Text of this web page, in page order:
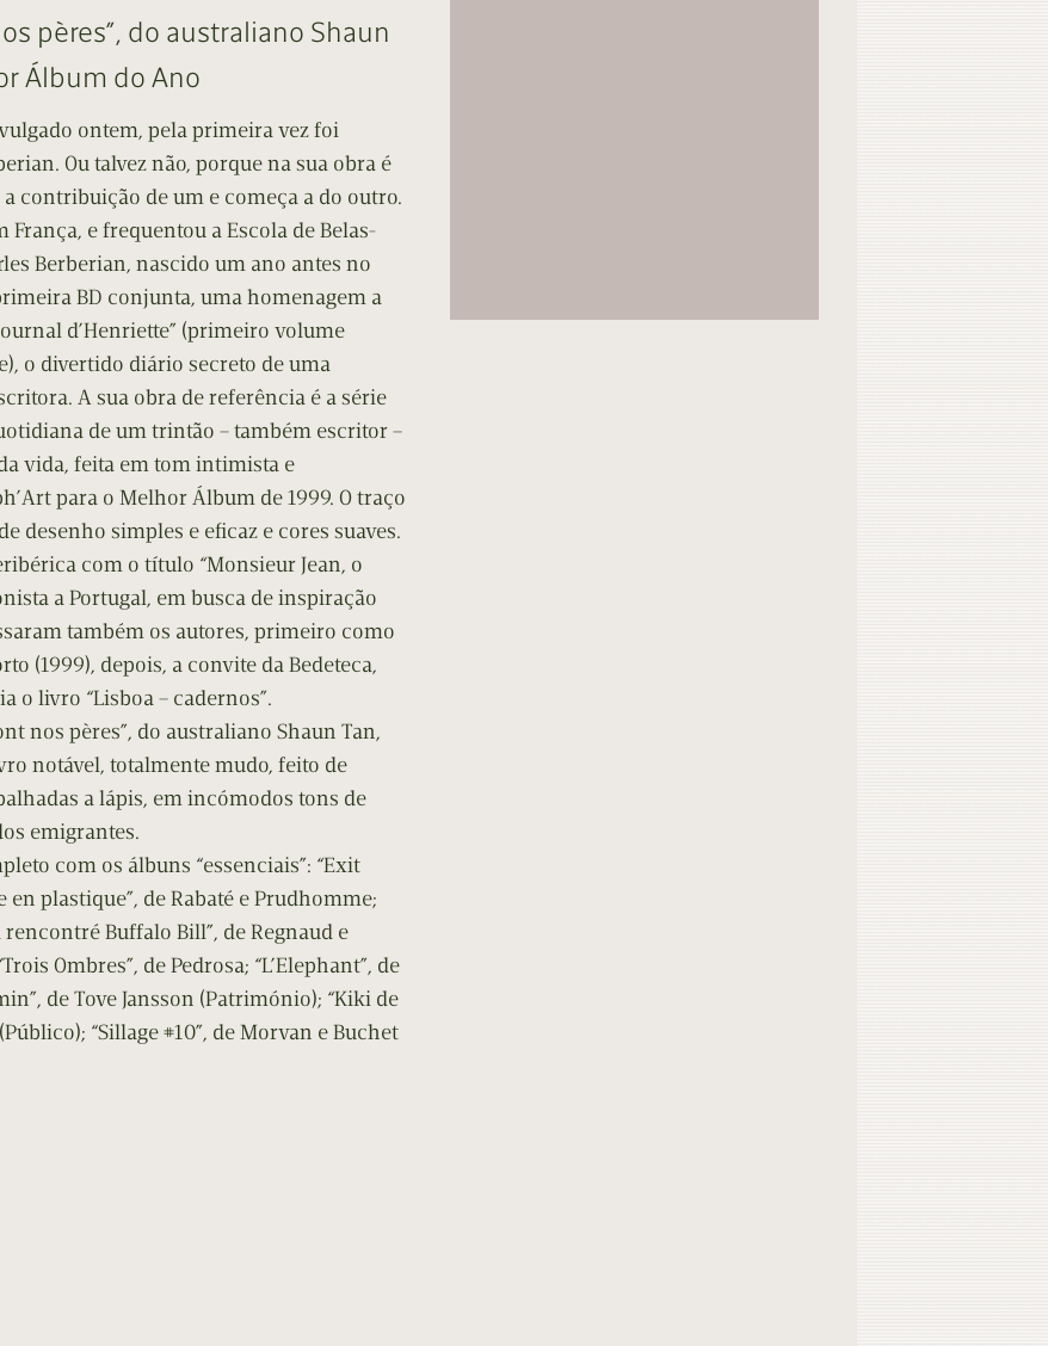
de Edições
pères”, do australiano Shaun
Álbum do Ano
ontem, pela primeira vez foi
Ou talvez não, porque na sua obra é
contribuição de um e começa a do outro.
e frequentou a Escola de Belas-
Berberian, nascido um ano antes no
BD conjunta, uma homenagem a
d’Henriette” (primeiro volume
o divertido diário secreto de uma
A sua obra de referência é a série
de um trintão – também escritor –
vida, feita em tom intimista e
para o Melhor Álbum de 1999. O traço
desenho simples e eficaz e cores suaves.
com o título “Monsieur Jean, o
a Portugal, em busca de inspiração
também os autores, primeiro como
(1999), depois, a convite da Bedeteca,
o livro “Lisboa – cadernos”.
nos pères”, do australiano Shaun Tan,
notável, totalmente mudo, feito de
a lápis, em incómodos tons de
emigrantes.
com os álbuns “essenciais”: “Exit
en plastique”, de Rabaté e Prudhomme;
Buffalo Bill”, de Regnaud e
Ombres”, de Pedrosa; “L’Elephant”, de
de Tove Jansson (Património); “Kiki de
“Sillage #10”, de Morvan e Buchet